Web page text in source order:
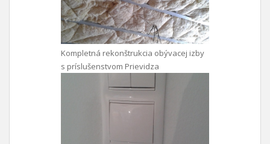
Kompletná rekonštrukcia obývacej izby
s príslušenstvom Prievidza